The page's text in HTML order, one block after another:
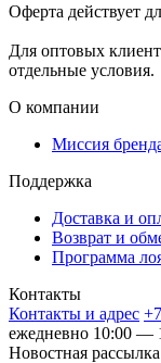
Оферта действует
Для оптовых
отдельные условия.
О компании
Миссия
Поддержка
Доставка и
Возврат и
Программа
Контакты
Контакты и адрес
ежедневно 10:00 —
Новостная рассылка